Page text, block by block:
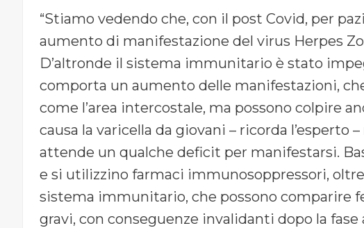
“Stiamo vedendo che, con il post Covid, per
aumento di manifestazione del virus Herpes
D’altronde il sistema immunitario è stato
comporta un aumento delle manifestazioni,
come l’area intercostale, ma possono colpire
causa la varicella da giovani – ricorda l’esperto
attende un qualche deficit per manifestarsi.
e si utilizzino farmaci immunosoppressori,
sistema immunitario, che possono comparire
gravi, con conseguenze invalidanti dopo la